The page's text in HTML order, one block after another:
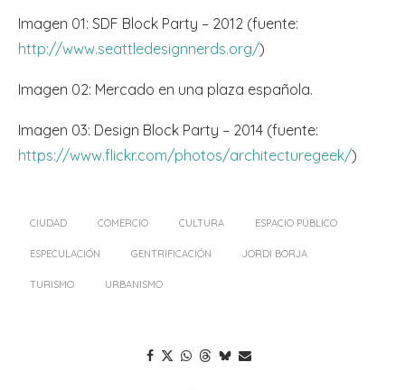
Imagen 01: SDF Block Party – 2012 (fuente:
http://www.seattledesignnerds.org/)
Imagen 02: Mercado en una plaza española.
Imagen 03: Design Block Party – 2014 (fuente:
https://www.flickr.com/photos/architecturegeek/)
CIUDAD COMERCIO CULTURA ESPACIO PÚBLICO
ESPECULACIÓN GENTRIFICACIÓN JORDI BORJA
TURISMO URBANISMO